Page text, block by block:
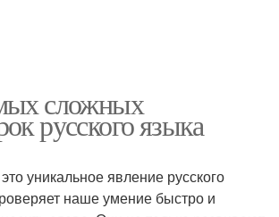
сложных
русского языка
уникальное явление русского
наше умение быстро и